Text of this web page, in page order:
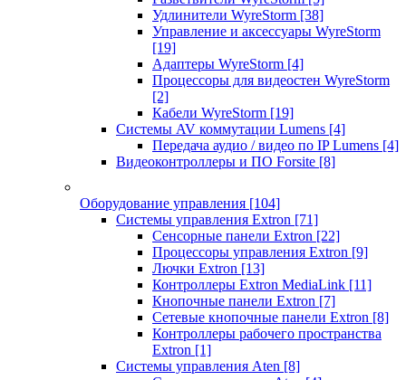
Удлинители WyreStorm [38]
Управление и аксессуары WyreStorm
[19]
Адаптеры WyreStorm [4]
Процессоры для видеостен WyreStorm
[2]
Кабели WyreStorm [19]
Системы AV коммутации Lumens [4]
Передача аудио / видео по IP Lumens [4]
Видеоконтроллеры и ПО Forsite [8]
Оборудование управления [104]
Системы управления Extron [71]
Сенсорные панели Extron [22]
Процессоры управления Extron [9]
Лючки Extron [13]
Контроллеры Extron MediaLink [11]
Кнопочные панели Extron [7]
Сетевые кнопочные панели Extron [8]
Контроллеры рабочего пространства
Extron [1]
Системы управления Aten [8]